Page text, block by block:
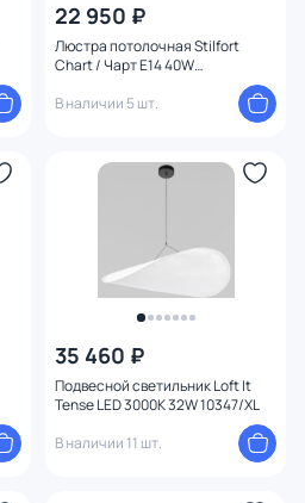
22 950 ₽
Люстра потолочная Stilfort
Chart / Чарт E14 40W
В наличии 5 шт.
35 460 ₽
Подвесной светильник Loft It
Tense LED 3000K 32W 10347/XL
В наличии 11 шт.
До